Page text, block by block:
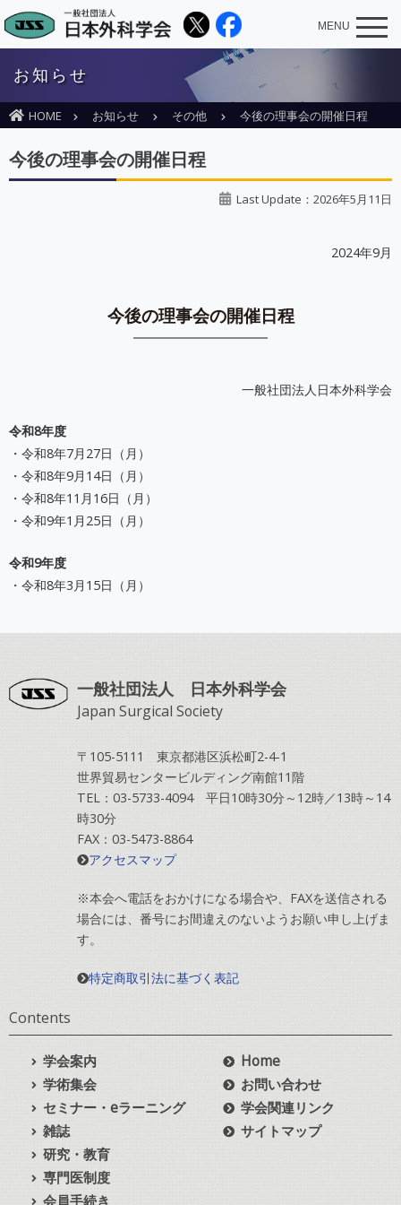
MENU
お知らせ
HOME お知らせ その他 今後の理事会の開催日程
今後の理事会の開催日程
Last Update：2026年5月11日
2024年9月
今後の理事会の開催日程
一般社団法人日本外科学会
令和8年度
・令和8年7月27日（月）
・令和8年9月14日（月）
・令和8年11月16日（月）
・令和9年1月25日（月）
令和9年度
・令和8年3月15日（月）
一般社団法人 日本外科学会
Japan Surgical Society
〒105-5111 東京都港区浜松町2-4-1
世界貿易センタービルディング南館11階
TEL：03-5733-4094 平日10時30分～12時／13時～14
時30分
FAX：03-5473-8864
アクセスマップ
※本会へ電話をおかけになる場合や、FAXを送信される
場合には、番号にお間違えのないようお願い申し上げま
す。
特定商取引法に基づく表記
Contents
学会案内
学術集会
セミナー・eラーニング
雑誌
研究・教育
専門医制度
会員手続き
Home
お問い合わせ
学会関連リンク
サイトマップ